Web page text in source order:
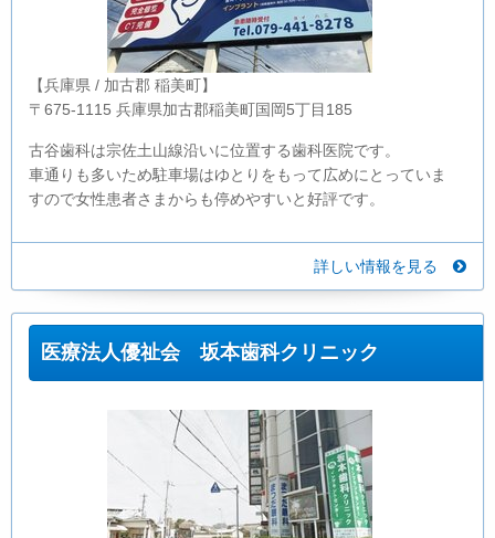
【兵庫県 / 加古郡 稲美町】
〒675-1115 兵庫県加古郡稲美町国岡5丁目185
古谷歯科は宗佐土山線沿いに位置する歯科医院です。
車通りも多いため駐車場はゆとりをもって広めにとっていま
すので女性患者さまからも停めやすいと好評です。
詳しい情報を見る
医療法人優祉会 坂本歯科クリニック